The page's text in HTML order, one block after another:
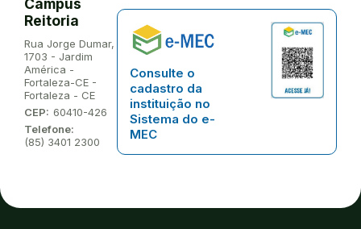
Campus
Reitoria
Endereço:
Rua Jorge Dumar,
1703 - Jardim
América -
Fortaleza-CE -
Fortaleza - CE
CEP: 60410-426
Telefone:
(85) 3401 2300
Consulte o
cadastro da
instituição no
Sistema do e-
MEC